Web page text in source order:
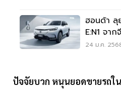
ฮอนด้า ลุ
E:N1 จา
24 ม.ค.
ปัจจัยบวก หนุนยอดขายรถใ